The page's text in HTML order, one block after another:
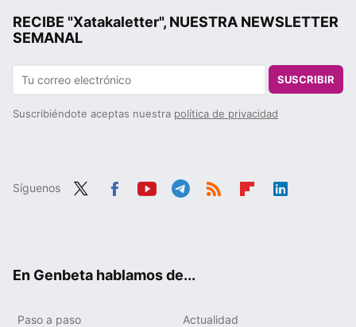
RECIBE "Xatakaletter", NUESTRA NEWSLETTER
SEMANAL
SUSCRIBIR
Suscribiéndote aceptas nuestra política de privacidad
Síguenos
En Genbeta hablamos de...
Paso a paso Actualidad